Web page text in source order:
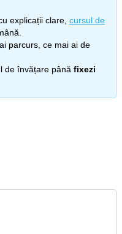
cu explicații clare, cursul de
parcurs, ce mai ai de
de învățare până fixezi